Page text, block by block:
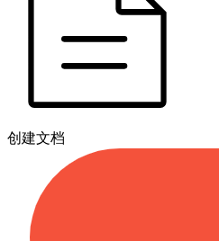
创建文档